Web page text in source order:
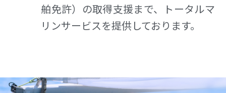
舶免許）の取得支援まで、トータルマ
リンサービスを提供しております。